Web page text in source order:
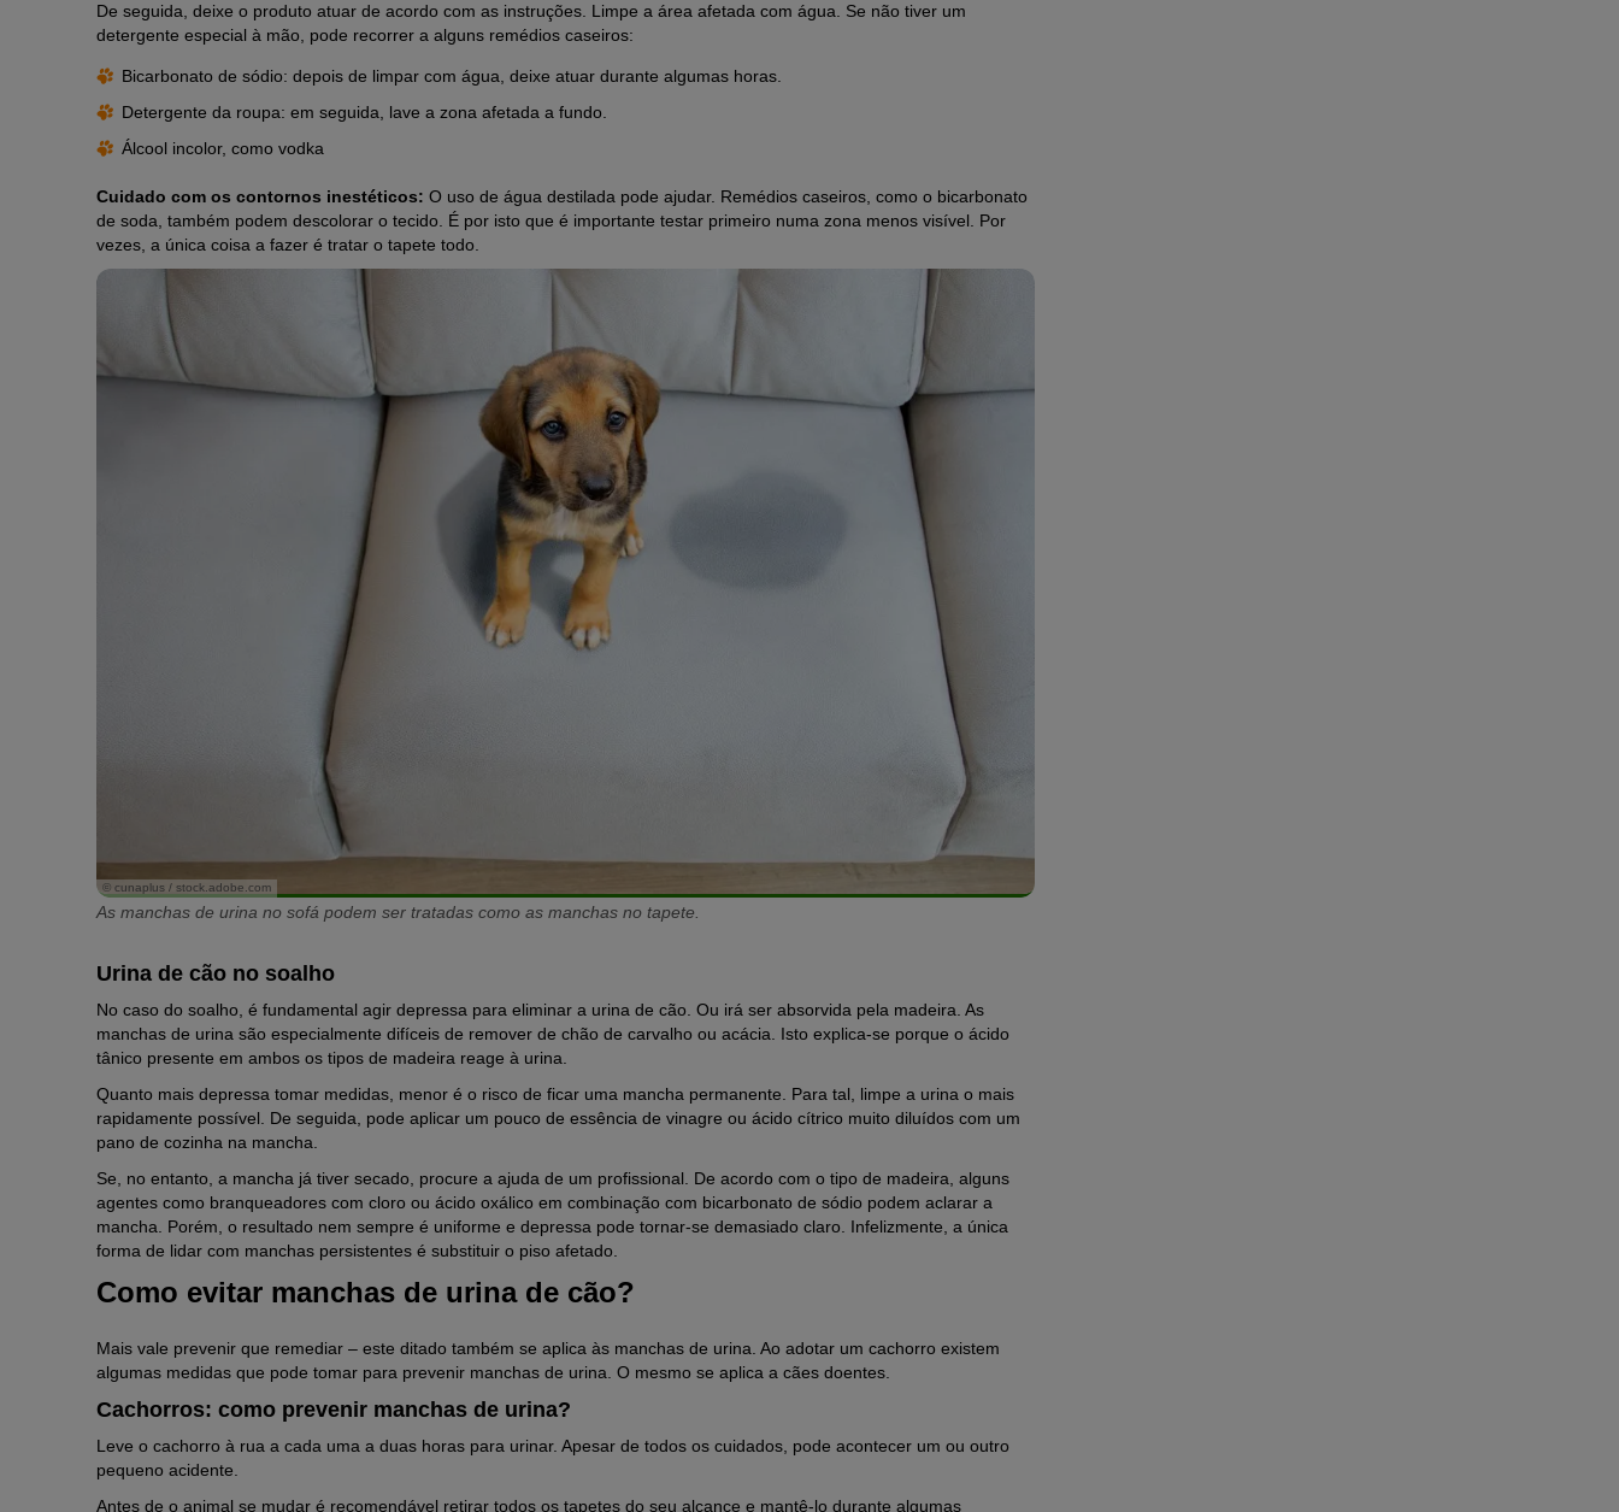
De seguida, deixe o produto atuar de acordo com as instruções. Limpe a área afetada com água. Se não tiver um
detergente especial à mão, pode recorrer a alguns remédios caseiros:
Bicarbonato de sódio: depois de limpar com água, deixe atuar durante algumas horas.
Detergente da roupa: em seguida, lave a zona afetada a fundo.
Álcool incolor, como vodka
Cuidado com os contornos inestéticos: O uso de água destilada pode ajudar. Remédios caseiros, como o bicarbonato
de soda, também podem descolorar o tecido. É por isto que é importante testar primeiro numa zona menos visível. Por
vezes, a única coisa a fazer é tratar o tapete todo.
© cunaplus / stock.adobe.com
As manchas de urina no sofá podem ser tratadas como as manchas no tapete.
Urina de cão no soalho
No caso do soalho, é fundamental agir depressa para eliminar a urina de cão. Ou irá ser absorvida pela madeira. As
manchas de urina são especialmente difíceis de remover de chão de carvalho ou acácia. Isto explica-se porque o ácido
tânico presente em ambos os tipos de madeira reage à urina.
Quanto mais depressa tomar medidas, menor é o risco de ficar uma mancha permanente. Para tal, limpe a urina o mais
rapidamente possível. De seguida, pode aplicar um pouco de essência de vinagre ou ácido cítrico muito diluídos com um
pano de cozinha na mancha.
Se, no entanto, a mancha já tiver secado, procure a ajuda de um profissional. De acordo com o tipo de madeira, alguns
agentes como branqueadores com cloro ou ácido oxálico em combinação com bicarbonato de sódio podem aclarar a
mancha. Porém, o resultado nem sempre é uniforme e depressa pode tornar-se demasiado claro. Infelizmente, a única
forma de lidar com manchas persistentes é substituir o piso afetado.
Como evitar manchas de urina de cão?
Mais vale prevenir que remediar – este ditado também se aplica às manchas de urina. Ao adotar um cachorro existem
algumas medidas que pode tomar para prevenir manchas de urina. O mesmo se aplica a cães doentes.
Cachorros: como prevenir manchas de urina?
Leve o cachorro à rua a cada uma a duas horas para urinar. Apesar de todos os cuidados, pode acontecer um ou outro
pequeno acidente.
Antes de o animal se mudar é recomendável retirar todos os tapetes do seu alcance e mantê-lo durante algumas